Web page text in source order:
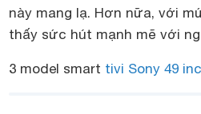
này mang lạ. Hơn nữa, với
thấy sức hút mạnh mẽ với
3 model smart tivi Sony 49